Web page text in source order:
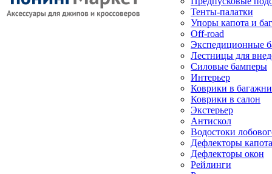
Тенты-палатки
Упоры капота и
Off-road
Экспедиционные
Лестницы для
Силовые бамперы
Интерьер
Коврики в
Коврики в салон
Экстерьер
Антискол
Водостоки
Дефлекторы капота
Дефлекторы окон
Рейлинги